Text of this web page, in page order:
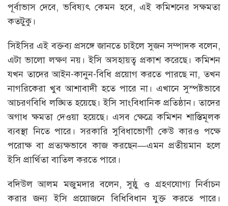
পূর্বাভাস দেবে, ভবিষ্যৎ কেমন হবে, এই কমিশনের সক্ষমতা
কতটুকু।
সিইসির এই বক্তব্য প্রসঙ্গে জানতে চাইলে সুজন সম্পাদক বলেন,
এটা ভালো লক্ষণ নয়। ইসি অসহায়ত্ব প্রকাশ করেছে। কমিশন
যখন তাদের আইন-কানুন-বিধি প্রয়োগ করতে পারছে না, তখন
নাগরিকেরা খুব আশাবাদী হতে পারে না। এখানে সুস্পষ্টভাবে
আচরণবিধি লঙ্ঘিত হয়েছে। ইসি সাংবিধানিক প্রতিষ্ঠান। তাদের
অগাধ ক্ষমতা দেওয়া হয়েছে। এসব ক্ষেত্রে কমিশন শাস্তিমূলক
ব্যবস্থা নিতে পারে। সরকারি সুবিধাভোগী কেউ কারও পক্ষে
পরোক্ষ বা প্রত্যক্ষভাবে কাজ করছেন—এমন প্রতীয়মান হলে
ইসি প্রার্থিতা বাতিল করতে পারে।
বদিউল আলম মজুমদার বলেন, সুষ্ঠু ও গ্রহণযোগ্য নির্বাচন
করার জন্য ইসি প্রয়োজনে বিধিবিধান যুক্ত করতে পারে।